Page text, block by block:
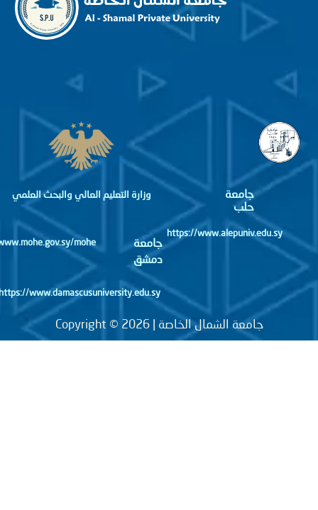
جامعة
https://www.alepuniv.edu.sy
جامعة
دمشق
وزارة التعليم العالي والبحث العلمي
http://www.mohe.gov.sy/mohe
جامعة الشمال الخاصة | Copyright © 2026